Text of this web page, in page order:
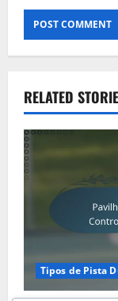
RELATED
Tipos de Pista